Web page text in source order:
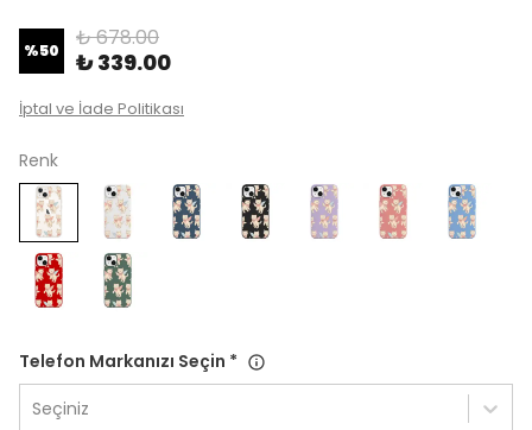
%50 ₺ 678.00
₺ 339.00
İptal ve İade Politikası
Renk
Telefon Markanızı Seçin *
Seçiniz